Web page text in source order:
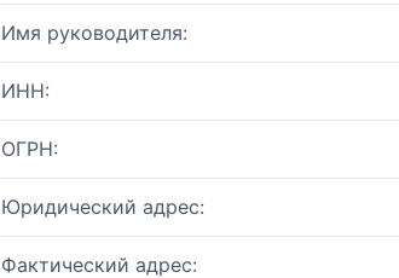
Имя руководителя:
ИНН:
ОГРН:
Юридический адрес:
Фактический адрес: